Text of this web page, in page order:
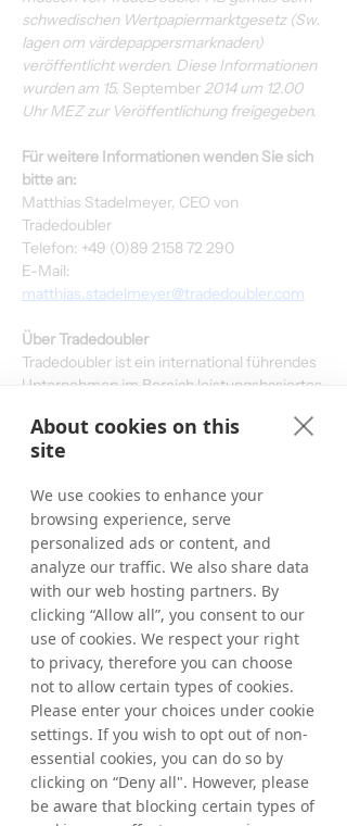
schwedischen Wertpapiermarktgesetz (Sw.
lagen om värdepappersmarknaden)
veröffentlicht werden. Diese Informationen
wurden am 15. September 2014 um 12.00
Uhr MEZ zur Veröffentlichung freigegeben.
Für weitere Informationen wenden Sie sich
bitte an:
Matthias Stadelmeyer, CEO von
Tradedoubler
Telefon: +49 (0)89 2158 72 290
E-Mail:
matthias.stadelmeyer@tradedoubler.com
Über Tradedoubler
Tradedoubler ist ein international führendes
Unternehmen im Bereich leistungsbasiertes
Tradedoubler wurde 1999 in Schweden
gegründet und war Pionier im Affiliate-
nach wie vor das erfolgreichste
paneuropäische Performance-Marketing-
Unternehmen, das strategische
internationale Einblicke mit detaillierter
länderspezifischer Expertise verbindet.
Tradedoubler hilft 2.000 Werbetreibenden,
ihre Geschäftsziele durch sein
hochwertiges Netzwerk aus 130.000
Publishern zu erreichen, und war der erste
Anbieter eines integrierten E- und M-
Commerce-Angebots, mit dem
Werbetreibende ihre Online-Programme
auf Benutzer mobiler Geräte ausweiten
können.
About cookies on this
site
We use cookies to enhance your
browsing experience, serve
personalized ads or content, and
analyze our traffic. We also share data
with our web hosting partners. By
clicking “Allow all”, you consent to our
use of cookies. We respect your right
to privacy, therefore you can choose
not to allow certain types of cookies.
Please enter your choices under cookie
settings. If you wish to opt out of non-
essential cookies, you can do so by
clicking on “Deny all". However, please
be aware that blocking certain types of